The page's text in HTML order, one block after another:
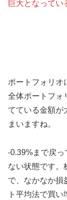
巨大となってい
ポートフォリオ
全体ポートフォ
てている金額が
まいますね。
-0.39%まで戻っ
ない状態です。
で、なかなか損
ト平均法で買